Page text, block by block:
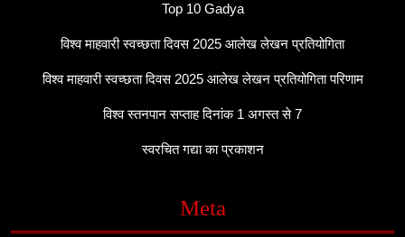
Top 10 Gadya
विश्व माहवारी स्वच्छता दिवस 2025 आलेख लेखन प्रतियोगिता
विश्व माहवारी स्वच्छता दिवस 2025 आलेख लेखन प्रतियोगिता परिणाम
विश्व स्तनपान सप्ताह दिनांक 1 अगस्त से 7
स्वरचित गद्या का प्रकाशन
Meta